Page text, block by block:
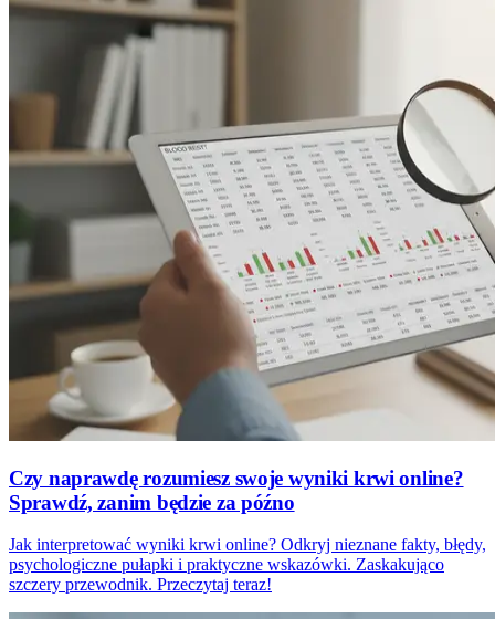
Czy naprawdę rozumiesz swoje wyniki krwi online?
Sprawdź, zanim będzie za późno
Jak interpretować wyniki krwi online? Odkryj nieznane fakty, błędy,
psychologiczne pułapki i praktyczne wskazówki. Zaskakująco
szczery przewodnik. Przeczytaj teraz!